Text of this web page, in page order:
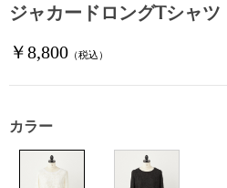
ジャカードロングTシャツ
￥8,800 （税込）
カラー